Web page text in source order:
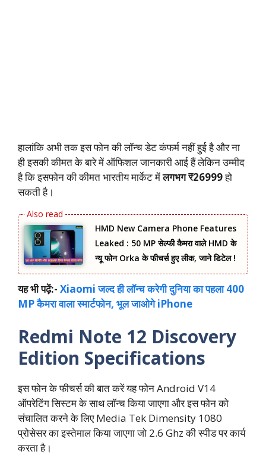
हालांकि अभी तक इस फोन की लॉन्च डेट कंफर्म नहीं हुई है और ना
ही इसकी कीमत के बारे में ऑफिशल जानकारी आई हैं लेकिन उम्मीद
है कि इसफोन की कीमत भारतीय मार्केट मेंलगभग ₹26999हो
सकती है।
HMD New Camera Phone Features
Leaked : 50 MP सेल्फी कैमरा वाले HMD के
न्यू फोन Orka के फीचर्स हुए लीक, जाने डिटेल !
यह भी पढ़ें:- Xiaomi जल्द ही लॉन्च करेगी दुनिया का पहला 400
MP कैमरा वाला स्मार्टफोन, भूल जाओगे iPhone
Redmi Note 12 Discovery
Edition Specifications
इस फोन के फीचर्स की बात करें यह फोन Android V14
ऑपरेटिंग सिस्टम के साथ लॉन्च किया जाएगा और इस फोन को
संचालित करने के लिए Media Tek Dimensity 1080
प्रोसेसर का इस्तेमाल किया जाएगा जो 2.6 Ghz की स्पीड पर कार्य
करता है।